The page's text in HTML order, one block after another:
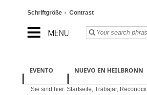
MENU
Schriftgröße Contrast
EVENTO NUEVO EN HEILBRONN
Sie sind hier: Startseite, Trabajar,